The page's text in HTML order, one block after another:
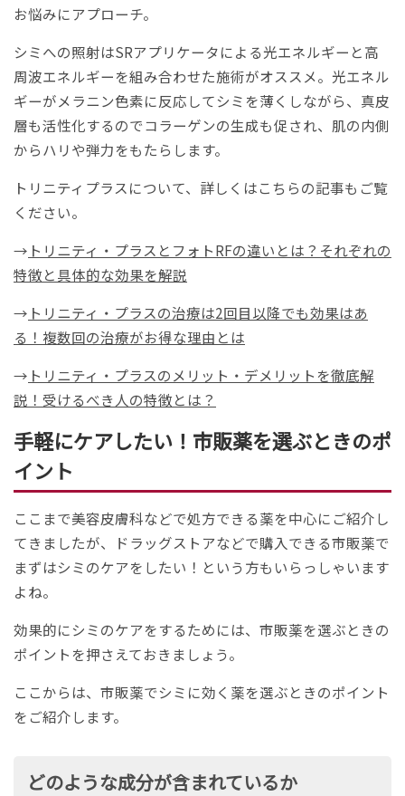
お悩みにアプローチ。
シミへの照射はSRアプリケータによる光エネルギーと高
周波エネルギーを組み合わせた施術がオススメ。光エネル
ギーがメラニン色素に反応してシミを薄くしながら、真皮
層も活性化するのでコラーゲンの生成も促され、肌の内側
からハリや弾力をもたらします。
トリニティプラスについて、詳しくはこちらの記事もご覧
ください。
→ トリニティ・プラスとフォトRFの違いとは？それぞれの
特徴と具体的な効果を解説
→ トリニティ・プラスの治療は2回目以降でも効果はあ
る！複数回の治療がお得な理由とは
→ トリニティ・プラスのメリット・デメリットを徹底解
説！受けるべき人の特徴とは？
手軽にケアしたい！市販薬を選ぶときのポ
イント
ここまで美容皮膚科などで処方できる薬を中心にご紹介し
てきましたが、ドラッグストアなどで購入できる市販薬で
まずはシミのケアをしたい！という方もいらっしゃいます
よね。
効果的にシミのケアをするためには、市販薬を選ぶときの
ポイントを押さえておきましょう。
ここからは、市販薬でシミに効く薬を選ぶときのポイント
をご紹介します。
どのような成分が含まれているか